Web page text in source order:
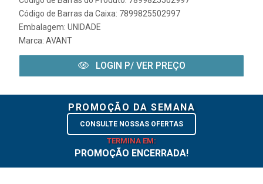
Código de Barras da Caixa: 7899825502997
Embalagem: UNIDADE
Marca: AVANT
LOGIN P/ VER PREÇO
PROMOÇÃO DA SEMANA
CONSULTE NOSSAS OFERTAS
TERMINA EM:
PROMOÇÃO ENCERRADA!